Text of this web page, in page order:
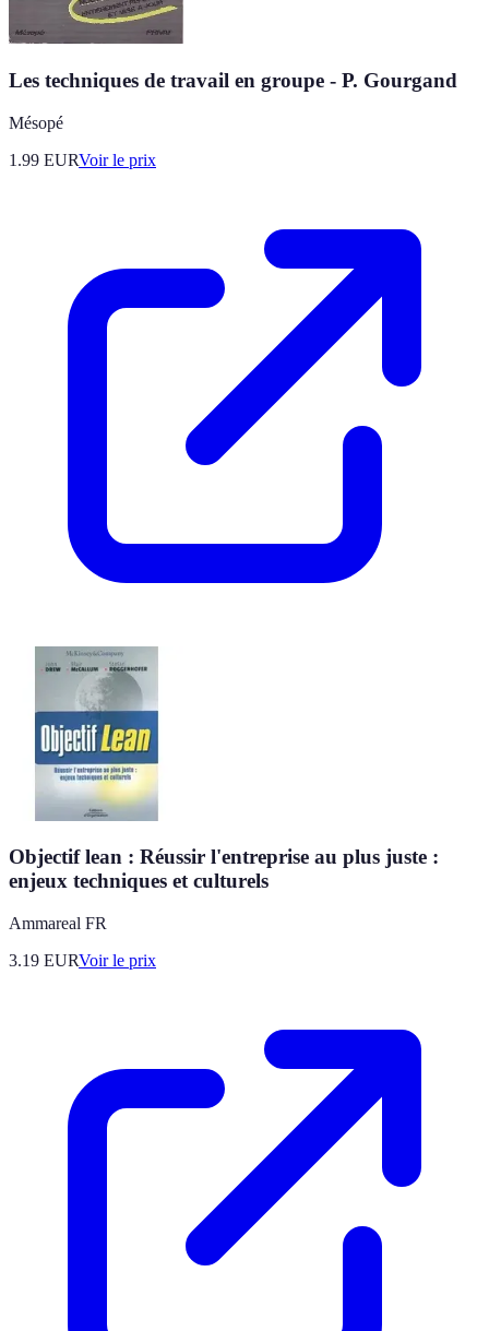
Les techniques de travail en groupe - P. Gourgand
Mésopé
1.99 EURVoir le prix
Objectif lean : Réussir l'entreprise au plus juste :
enjeux techniques et culturels
Ammareal FR
3.19 EURVoir le prix